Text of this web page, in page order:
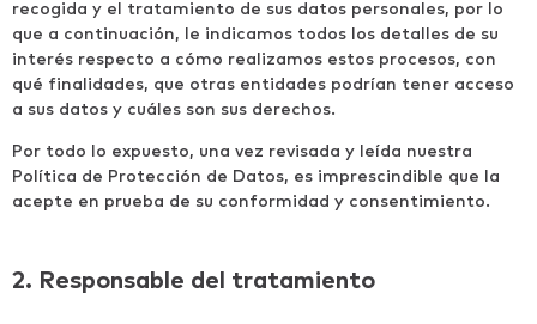
recogida y el tratamiento de sus datos personales, por lo
que a continuación, le indicamos todos los detalles de su
interés respecto a cómo realizamos estos procesos, con
qué finalidades, que otras entidades podrían tener acceso
a sus datos y cuáles son sus derechos.
Por todo lo expuesto, una vez revisada y leída nuestra
Política de Protección de Datos, es imprescindible que la
acepte en prueba de su conformidad y consentimiento.
2. Responsable del tratamiento